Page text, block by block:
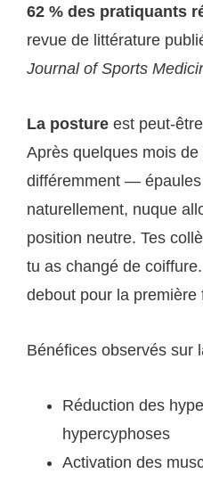
62 % des pratiquants
revue de littérature
Journal of Sports
La posture est peut-
Après quelques mois
différemment —
naturellement, nuque
position neutre. Tes
tu as changé de
debout pour la première
Bénéfices observés sur
Réduction des
hypercyphoses
Activation des